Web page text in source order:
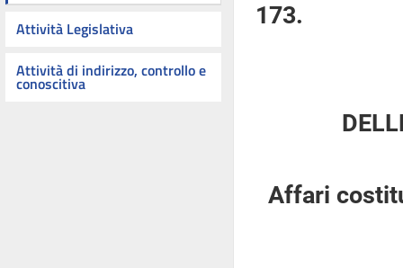
Attività Legislativa
Attività di indirizzo, controllo e
conoscitiva
173.
Affari